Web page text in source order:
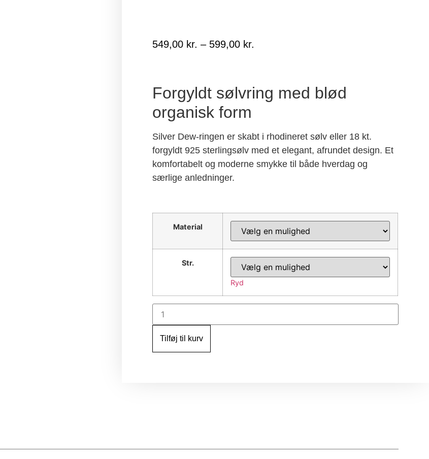
549,00 kr. – 599,00 kr.
Forgyldt sølvring med blød
organisk form
Silver Dew-ringen er skabt i rhodineret sølv eller 18 kt.
forgyldt 925 sterlingsølv med et elegant, afrundet design. Et
komfortabelt og moderne smykke til både hverdag og
særlige anledninger.
Material
Str.
Ryd
Tilføj til kurv